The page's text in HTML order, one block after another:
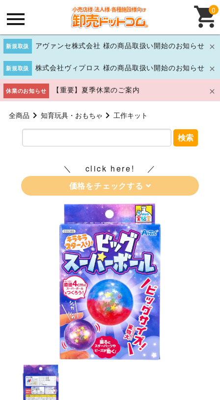
新規取扱 アヴァンセ株式会社 様の商品取扱い開始のお知らせ
新規取扱 株式会社ヴィプロス 様の商品取扱い開始のお知らせ
休業のお知らせ 【重要】夏季休業のご案内
0
全商品 知育玩具・おもちゃ 工作キット
検索
click here!
価格をチェックする